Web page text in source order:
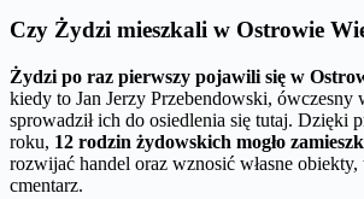
Czy Żydzi mieszkali w Ostrowie
Żydzi po raz pierwszy pojawili się w
kiedy to Jan Jerzy Przebendowski, ówczesny
sprowadził ich do osiedlenia się tutaj. Dzięki
roku, 12 rodzin żydowskich mogło
rozwijać handel oraz wznosić własne
cmentarz.